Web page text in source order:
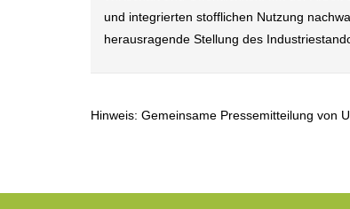
und integrierten stofflichen Nutzung
herausragende Stellung des
Hinweis: Gemeinsame Pressemitteilung von